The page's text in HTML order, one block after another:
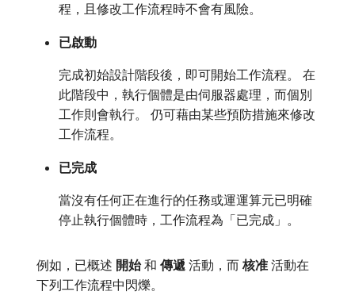
程，且修改工作流程時不會有風險。
已啟動
完成初始設計階段後，即可開始工作流程。 在
此階段中，執行個體是由伺服器處理，而個別
工作則會執行。 仍可藉由某些預防措施來修改
工作流程。
已完成
當沒有任何正在進行的任務或運運算元已明確
停止執行個體時，工作流程為「已完成」。
例如，已概述​ 開始​和​ 傳遞 ​活動，而​ 核准 ​活動在
下列工作流程中閃爍。